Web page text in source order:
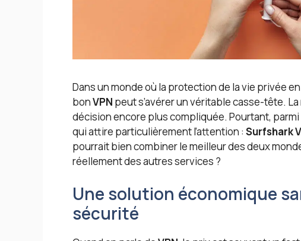
Dans un monde où la protection de la vie privée
bonVPN peut s’avérer un véritable casse-tête.
décision encore plus compliquée. Pourtant,
qui attire particulièrement l’attention : Surfshark
pourrait bien combiner le meilleur des deux
réellement des autres services ?
Une solution économique
sécurité